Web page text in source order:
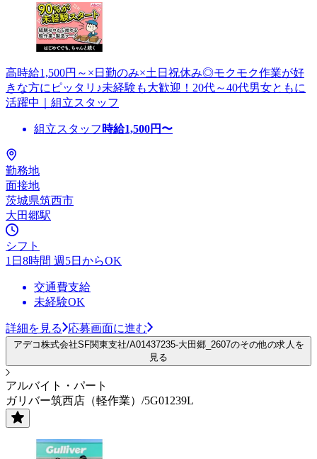
高時給1,500円～×日勤のみ×土日祝休み◎モクモク作業が好
きな方にピッタリ♪未経験も大歓迎！20代～40代男女ともに
活躍中｜組立スタッフ
組立スタッフ 時給1,500円〜
勤務地
面接地
茨城県筑西市
大田郷駅
シフト
1日8時間 週5日からOK
交通費支給
未経験OK
詳細を見る 応募画面に進む
アデコ株式会社SF関東支社/A01437235-大田郷_2607のその他の求人を
見る
アルバイト・パート
ガリバー筑西店（軽作業）/5G01239L